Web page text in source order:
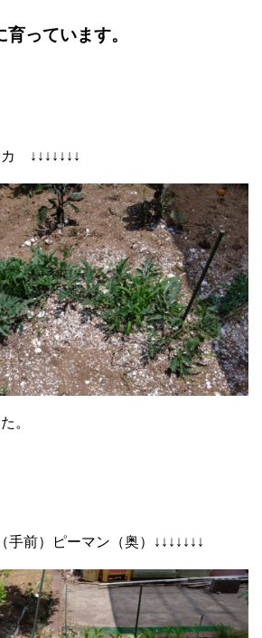
っています。
カ ↓↓↓↓↓↓↓
。
手前）ピーマン（奥）↓↓↓↓↓↓↓